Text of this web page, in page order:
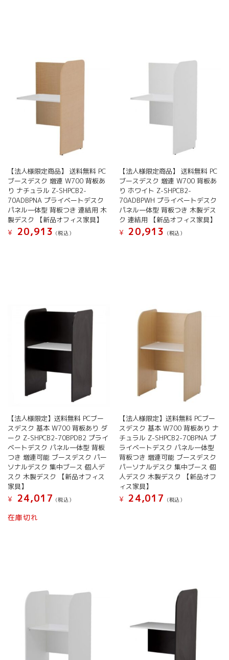
【法人様限定商品】 送料無料 PC
ブースデスク 増連 W700 背板あ
り ナチュラル Z-SHPCB2-
70ADBPNA プライベートデスク
パネル一体型 背板つき 連結用 木
製デスク 【新品オフィス家具】
¥
20,913 (税込）
【法人様限定商品】 送料無料 PC
ブースデスク 増連 W700 背板あ
り ホワイト Z-SHPCB2-
70ADBPWH プライベートデスク
パネル一体型 背板つき 木製デス
ク 連結用 【新品オフィス家具】
¥ 20,913 (税込）
【法人様限定】送料無料 PCブー
スデスク 基本 W700 背板あり ダ
ーク Z-SHPCB2-70BPDB2 プライ
ベートデスク パネル一体型 背板
つき 増連可能 ブースデスク パー
ソナルデスク 集中ブース 個人デ
スク 木製デスク 【新品オフィス
家具】
¥
24,017 (税込）
在庫切れ
【法人様限定】送料無料 PCブー
スデスク 基本 W700 背板あり ナ
チュラル Z-SHPCB2-70BPNA プ
ライベートデスク パネル一体型
背板つき 増連可能 ブースデスク
パーソナルデスク 集中ブース 個
人デスク 木製デスク 【新品オフ
ィス家具】
¥ 24,017 (税込）